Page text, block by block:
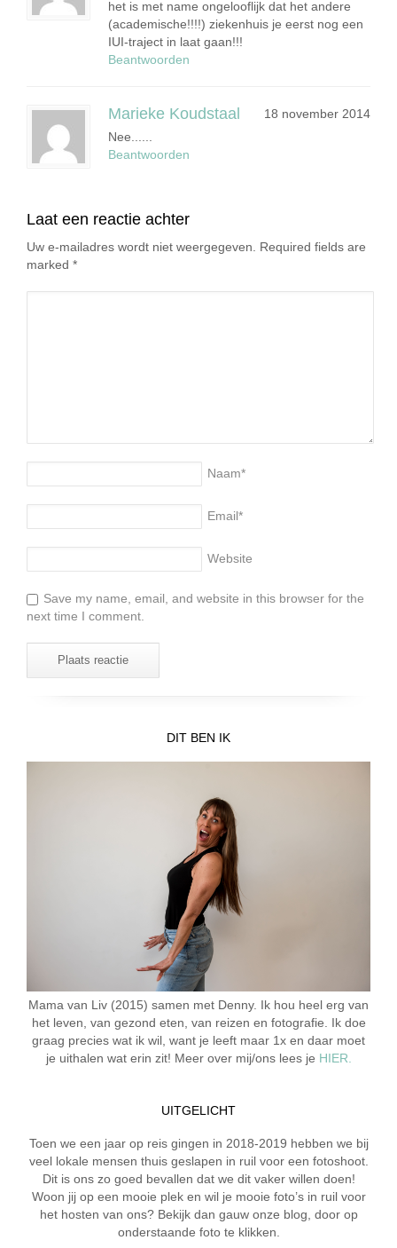
het is met name ongelooflijk dat het andere
(academische!!!!) ziekenhuis je eerst nog een
IUI-traject in laat gaan!!!
Beantwoorden
Marieke Koudstaal
18 november 2014
Nee......
Beantwoorden
Laat een reactie achter
Uw e-mailadres wordt niet weergegeven. Required fields are
marked *
Naam*
Email*
Website
Save my name, email, and website in this browser for the
next time I comment.
DIT BEN IK
Mama van Liv (2015) samen met Denny. Ik hou heel erg van
het leven, van gezond eten, van reizen en fotografie. Ik doe
graag precies wat ik wil, want je leeft maar 1x en daar moet
je uithalen wat erin zit! Meer over mij/ons lees je HIER.
UITGELICHT
Toen we een jaar op reis gingen in 2018-2019 hebben we bij
veel lokale mensen thuis geslapen in ruil voor een fotoshoot.
Dit is ons zo goed bevallen dat we dit vaker willen doen!
Woon jij op een mooie plek en wil je mooie foto’s in ruil voor
het hosten van ons? Bekijk dan gauw onze blog, door op
onderstaande foto te klikken.